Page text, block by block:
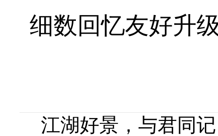
细数回忆友好升
江湖好景，与君同记